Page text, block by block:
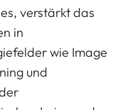
verstärkt das
in
wie Image
und